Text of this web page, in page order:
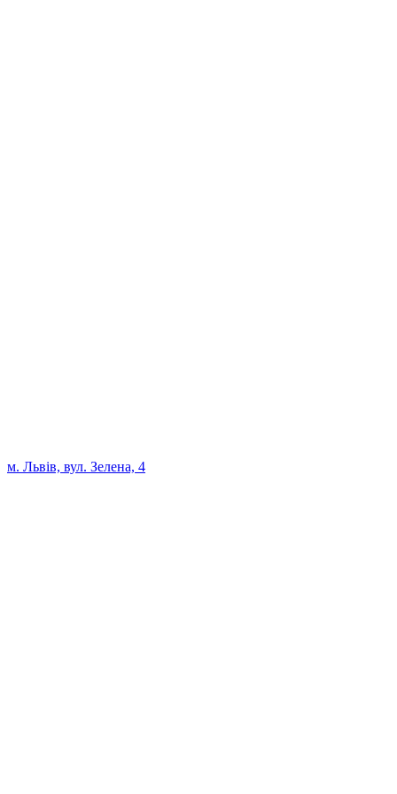
м. Львів, вул. Зелена, 4